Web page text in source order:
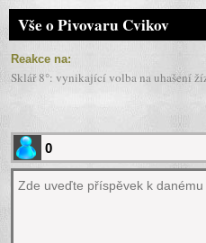
Vše o Pivovaru Cvikov
Reakce na:
Sklář 8°: vynikající volba na uhašení